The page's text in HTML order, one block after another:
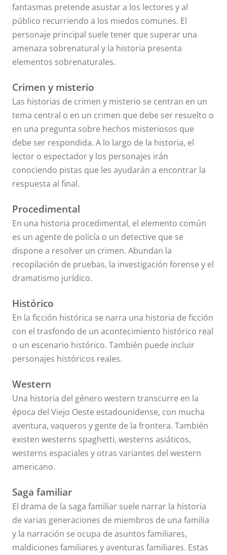
fantasmas pretende asustar a los lectores y al
público recurriendo a los miedos comunes. El
personaje principal suele tener que superar una
amenaza sobrenatural y la historia presenta
elementos sobrenaturales.
Crimen y misterio
Las historias de crimen y misterio se centran en un
tema central o en un crimen que debe ser resuelto o
en una pregunta sobre hechos misteriosos que
debe ser respondida. A lo largo de la historia, el
lector o espectador y los personajes irán
conociendo pistas que les ayudarán a encontrar la
respuesta al final.
Procedimental
En una historia procedimental, el elemento común
es un agente de policía o un detective que se
dispone a resolver un crimen. Abundan la
recopilación de pruebas, la investigación forense y el
dramatismo jurídico.
Histórico
En la ficción histórica se narra una historia de ficción
con el trasfondo de un acontecimiento histórico real
o un escenario histórico. También puede incluir
personajes históricos reales.
Western
Una historia del género western transcurre en la
época del Viejo Oeste estadounidense, con mucha
aventura, vaqueros y gente de la frontera. También
existen westerns spaghetti, westerns asiáticos,
westerns espaciales y otras variantes del western
americano.
Saga familiar
El drama de la saga familiar suele narrar la historia
de varias generaciones de miembros de una familia
y la narración se ocupa de asuntos familiares,
maldiciones familiares y aventuras familiares. Estas